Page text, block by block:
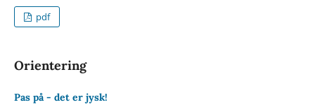
pdf
Orientering
Pas på - det er jysk!